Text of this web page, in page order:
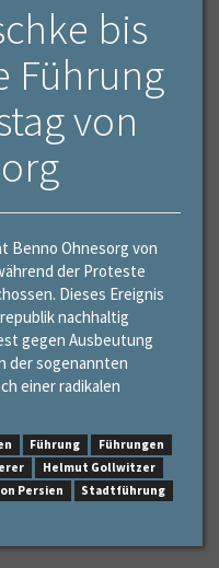
bis
Führung
von
Benno Ohnesorg von
der Proteste
Dieses Ereignis
nachhaltig
gegen Ausbeutung
der sogenannten
einer radikalen
Führung
Führungen
Helmut Gollwitzer
Persien
Stadtführung